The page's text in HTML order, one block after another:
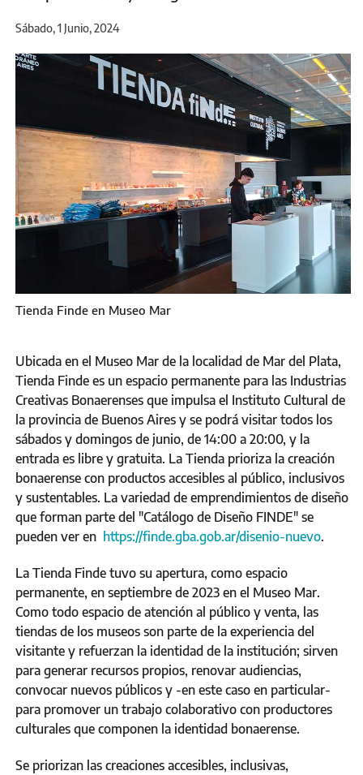
Sábado, 1 Junio, 2024
Tienda Finde en Museo Mar
Ubicada en el Museo Mar de la localidad de Mar del Plata,
Tienda Finde es un espacio permanente para las Industrias
Creativas Bonaerenses que impulsa el Instituto Cultural de
la provincia de Buenos Aires y se podrá visitar todos los
sábados y domingos de junio, de 14:00 a 20:00, y la
entrada es libre y gratuita. La Tienda prioriza la creación
bonaerense con productos accesibles al público, inclusivos
y sustentables. La variedad de emprendimientos de diseño
que forman parte del "Catálogo de Diseño FINDE" se
pueden ver en https://finde.gba.gob.ar/disenio-nuevo.
La Tienda Finde tuvo su apertura, como espacio
permanente, en septiembre de 2023 en el Museo Mar.
Como todo espacio de atención al público y venta, las
tiendas de los museos son parte de la experiencia del
visitante y refuerzan la identidad de la institución; sirven
para generar recursos propios, renovar audiencias,
convocar nuevos públicos y -en este caso en particular-
para promover un trabajo colaborativo con productores
culturales que componen la identidad bonaerense.
Se priorizan las creaciones accesibles, inclusivas,